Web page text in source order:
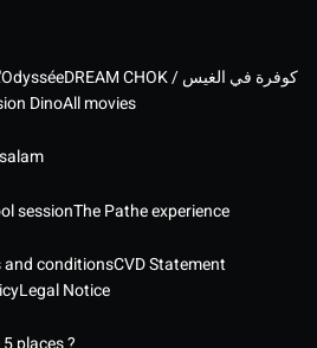
DREAM CHOK / كوفرة في الغيس
DinoAll movies
sessionThe Pathe experience
and conditionsCVD Statement
Legal Notice